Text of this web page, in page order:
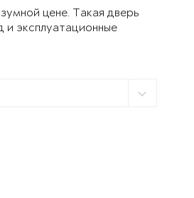
цене. Такая дверь
и эксплуатационные